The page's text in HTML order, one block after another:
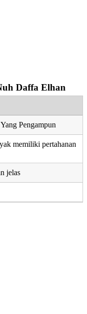
Daffa Elhan
Pengampun
memiliki pertahanan
jelas